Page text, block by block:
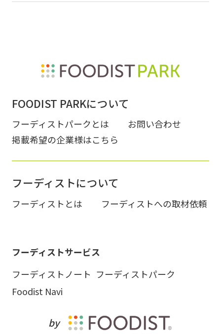
FOODIST PARKについて
フーディストパークとは
お問い合わせ
掲載希望の企業様はこちら
フーディストについて
フーディストとは フーディストへの取材依頼
フーディストサービス
フーディストノート フーディストパーク
Foodist Navi
by